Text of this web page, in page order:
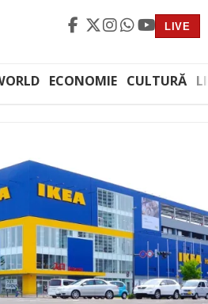
LIVE
ECONOMIE CULTURĂ